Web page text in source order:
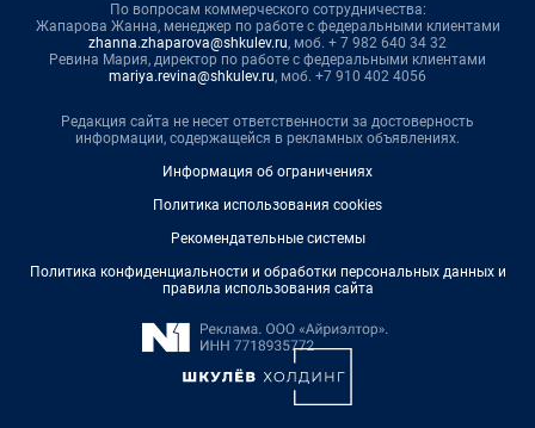
По вопросам коммерческого сотрудничества:
Жапарова Жанна, менеджер по работе с федеральными клиентами
zhanna.zhaparova@shkulev.ru, моб. + 7 982 640 34 32
Ревина Мария, директор по работе с федеральными клиентами
mariya.revina@shkulev.ru, моб. +7 910 402 4056
Редакция сайта не несет ответственности за достоверность
информации, содержащейся в рекламных объявлениях.
Информация об ограничениях
Политика использования cookies
Рекомендательные системы
Политика конфиденциальности и обработки персональных данных и
правила использования сайта